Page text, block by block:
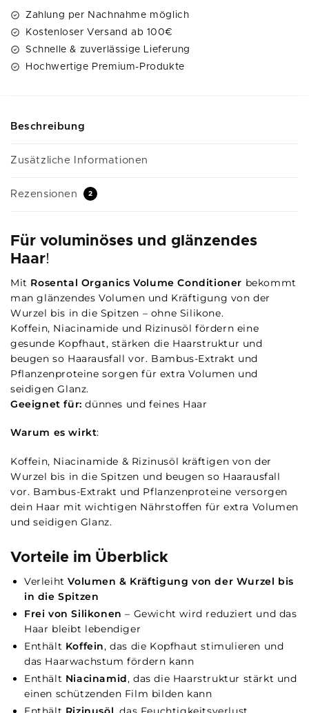
Zahlung per Nachnahme möglich
Kostenloser Versand ab 100€
Schnelle & zuverlässige Lieferung
Hochwertige Premium-Produkte
Beschreibung
Zusätzliche Informationen
Rezensionen 2
Für voluminöses und glänzendes
Haar!
Mit Rosental Organics Volume Conditioner bekommt
man glänzendes Volumen und Kräftigung von der
Wurzel bis in die Spitzen – ohne Silikone.
Koffein, Niacinamide und Rizinusöl fördern eine
gesunde Kopfhaut, stärken die Haarstruktur und
beugen so Haarausfall vor. Bambus-Extrakt und
Pflanzenproteine sorgen für extra Volumen und
seidigen Glanz.
Geeignet für: dünnes und feines Haar
Warum es wirkt:
Koffein, Niacinamide & Rizinusöl kräftigen von der
Wurzel bis in die Spitzen und beugen so Haarausfall
vor. Bambus-Extrakt und Pflanzenproteine versorgen
dein Haar mit wichtigen Nährstoffen für extra Volumen
und seidigen Glanz.
Vorteile im Überblick
VerleihtVolumen & Kräftigung von der Wurzel bis
in die Spitzen
Frei von Silikonen – Gewicht wird reduziert und das
Haar bleibt lebendiger
Enthält Koffein, das die Kopfhaut stimulieren und
das Haarwachstum fördern kann
Enthält Niacinamid, das die Haarstruktur stärkt und
einen schützenden Film bilden kann